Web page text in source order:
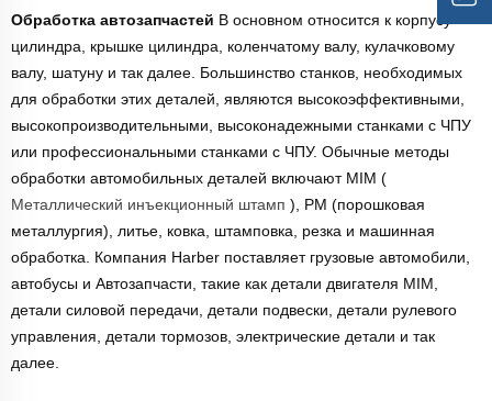
Обработка автозапчастей В основном относится к корпусу
цилиндра, крышке цилиндра, коленчатому валу, кулачковому
валу, шатуну и так далее. Большинство станков, необходимых
для обработки этих деталей, являются высокоэффективными,
высокопроизводительными, высоконадежными станками с ЧПУ
или профессиональными станками с ЧПУ. Обычные методы
обработки автомобильных деталей включают MIM (
Металлический инъекционный штамп ), PM (порошковая
металлургия), литье, ковка, штамповка, резка и машинная
обработка. Компания Harber поставляет грузовые автомобили,
автобусы и Автозапчасти, такие как детали двигателя MIM,
детали силовой передачи, детали подвески, детали рулевого
управления, детали тормозов, электрические детали и так
далее.